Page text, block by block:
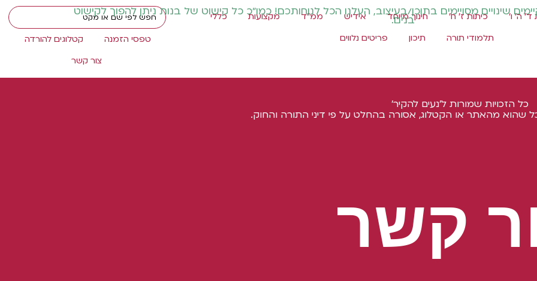
שינויים מסויימים בתוכן/בעיצוב, העלנו הכל לנוחותכם! כמו"כ כל קישוט של בנות ניתן להפוך לקישוט
בנים. ד' ה' ו' כיתות ז' ח' חינוך מיוחד אידיש ממ"ד מקצועות
כללי
תלמודי תורה
תיכון פריטים נלווים טפסי הזמנה
קטלוגים להורדה
צור קשר
כל הזכויות שמורות ל'נעים להקיר'
שהוא מהאתר או הקטלוג, אסורה בהחלט על פי דיני התורה והחוק.
קשר